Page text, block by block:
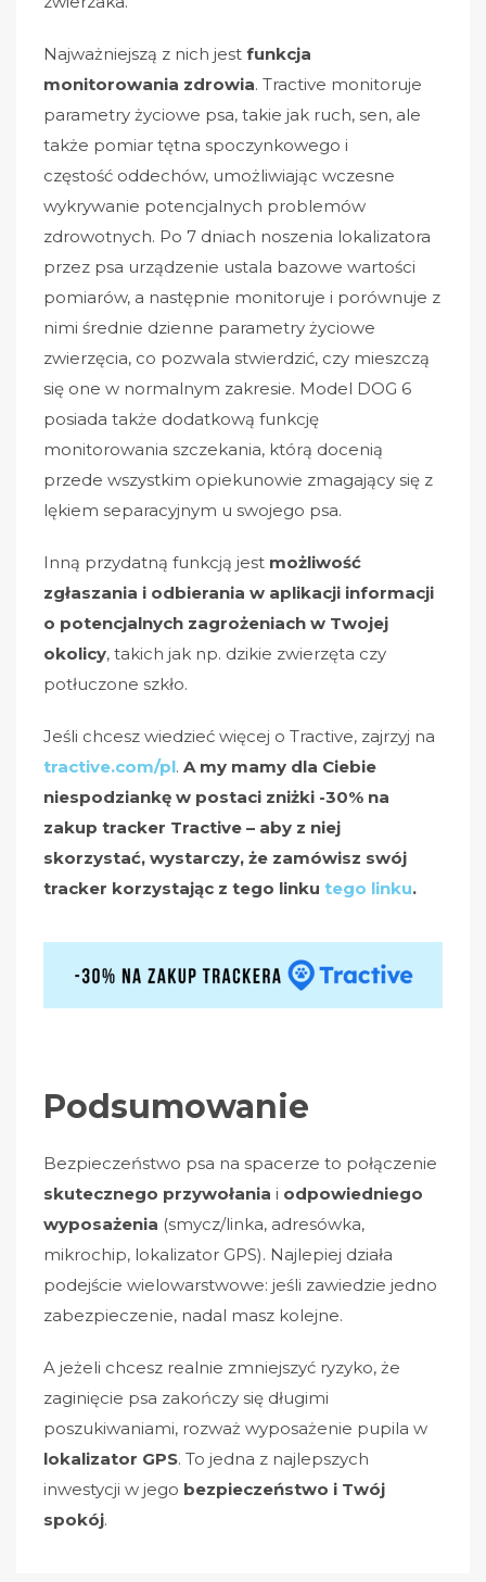
Najważniejszą z nich jest funkcja
monitorowania zdrowia. Tractive monitoruje
parametry życiowe psa, takie jak ruch, sen, ale
także pomiar tętna spoczynkowego i
częstość oddechów, umożliwiając wczesne
wykrywanie potencjalnych problemów
zdrowotnych. Po 7 dniach noszenia lokalizatora
przez psa urządzenie ustala bazowe wartości
pomiarów, a następnie monitoruje i porównuje z
nimi średnie dzienne parametry życiowe
zwierzęcia, co pozwala stwierdzić, czy mieszczą
się one w normalnym zakresie. Model DOG 6
posiada także dodatkową funkcję
monitorowania szczekania, którą docenią
przede wszystkim opiekunowie zmagający się z
lękiem separacyjnym u swojego psa.
Inną przydatną funkcją jest możliwość
zgłaszania i odbierania w aplikacji informacji
o potencjalnych zagrożeniach w Twojej
okolicy, takich jak np. dzikie zwierzęta czy
potłuczone szkło.
Jeśli chcesz wiedzieć więcej o Tractive, zajrzyj na
tractive.com/pl. A my mamy dla Ciebie
niespodziankę w postaci zniżki -30% na
zakup tracker Tractive – aby z niej
skorzystać, wystarczy, że zamówisz swój
tracker korzystając z tego linku tego linku.
Podsumowanie
Bezpieczeństwo psa na spacerze to połączenie
skutecznego przywołania i odpowiedniego
wyposażenia (smycz/linka, adresówka,
mikrochip, lokalizator GPS). Najlepiej działa
podejście wielowarstwowe: jeśli zawiedzie jedno
zabezpieczenie, nadal masz kolejne.
A jeżeli chcesz realnie zmniejszyć ryzyko, że
zaginięcie psa zakończy się długimi
poszukiwaniami, rozważ wyposażenie pupila w
lokalizator GPS. To jedna z najlepszych
inwestycji w jego bezpieczeństwo i Twój
spokój.